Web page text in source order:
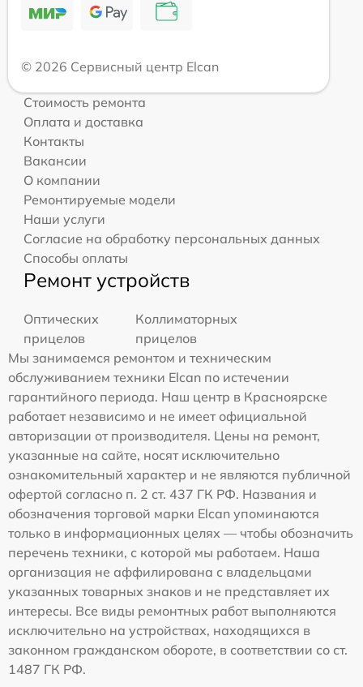
© 2026 Сервисный центр Elcan
Стоимость ремонта
Оплата и доставка
Контакты
Вакансии
О компании
Ремонтируемые модели
Наши услуги
Согласие на обработку персональных данных
Способы оплаты
Ремонт устройств
Оптических
прицелов
Коллиматорных
прицелов
Мы занимаемся ремонтом и техническим
обслуживанием техники Elcan по истечении
гарантийного периода. Наш центр в Красноярске
работает независимо и не имеет официальной
авторизации от производителя. Цены на ремонт,
указанные на сайте, носят исключительно
ознакомительный характер и не являются публичной
офертой согласно п. 2 ст. 437 ГК РФ. Названия и
обозначения торговой марки Elcan упоминаются
только в информационных целях — чтобы обозначить
перечень техники, с которой мы работаем. Наша
организация не аффилирована с владельцами
указанных товарных знаков и не представляет их
интересы. Все виды ремонтных работ выполняются
исключительно на устройствах, находящихся в
законном гражданском обороте, в соответствии со ст.
1487 ГК РФ.